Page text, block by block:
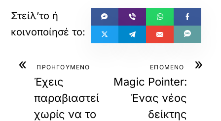
« ΠΡΟΗΓΟΥΜΕΝΟ
Έχεις
παραβιαστεί
χωρίς να το
»
ΕΠΟΜΕΝΟ
Magic Pointer:
Ένας νέος
δείκτης